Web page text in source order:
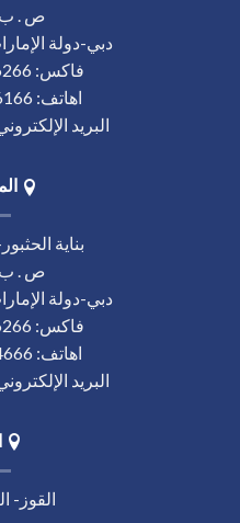
ص . ب 80771
دبي-دولة
فاكس:
اهاتف:
البريد
بناية
ص . ب 80771
دبي-دولة
فاكس:
اهاتف:
البريد
القوز-